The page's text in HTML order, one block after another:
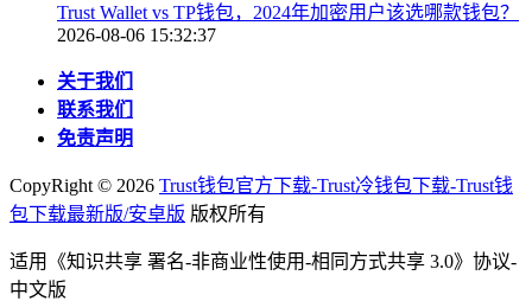
Trust Wallet vs TP钱包，2024年加密用户该选哪款钱包？
2026-08-06 15:32:37
关于我们
联系我们
免责声明
CopyRight © 2026 Trust钱包官方下载-Trust冷钱包下载-Trust钱
包下载最新版/安卓版 版权所有
适用《知识共享 署名-非商业性使用-相同方式共享 3.0》协议-
中文版